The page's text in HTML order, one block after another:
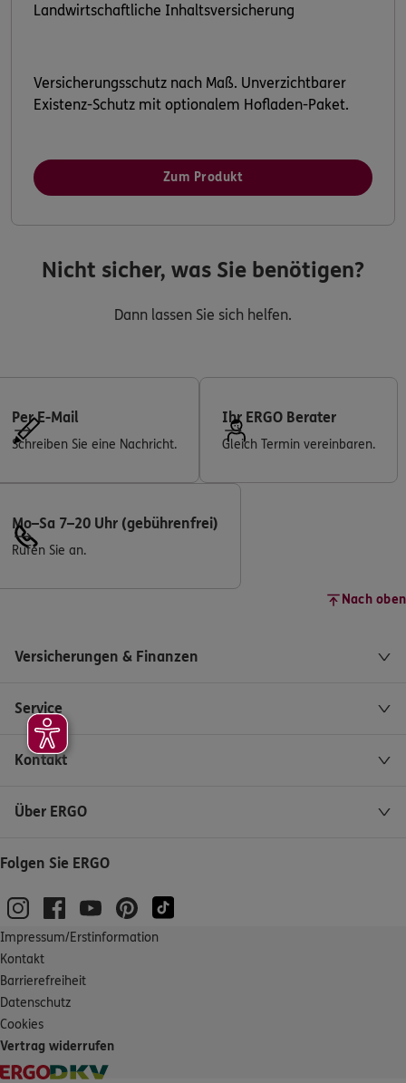
Landwirtschaftliche Inhaltsversicherung
Versicherungsschutz nach Maß. Unverzichtbarer
Existenz-Schutz mit optionalem Hofladen-Paket.
Zum Produkt
Nicht sicher, was Sie benötigen?
Dann lassen Sie sich helfen.
Per E-Mail
Schreiben Sie eine Nachricht.
Ihr ERGO Berater
Gleich Termin vereinbaren.
Mo–Sa 7–20 Uhr (gebührenfrei)
Rufen Sie an.
Nach oben
Versicherungen & Finanzen
Service
Kontakt
Über ERGO
Folgen Sie ERGO
Impressum/Erstinformation
Kontakt
Barrierefreiheit
Datenschutz
Cookies
Vertrag widerrufen